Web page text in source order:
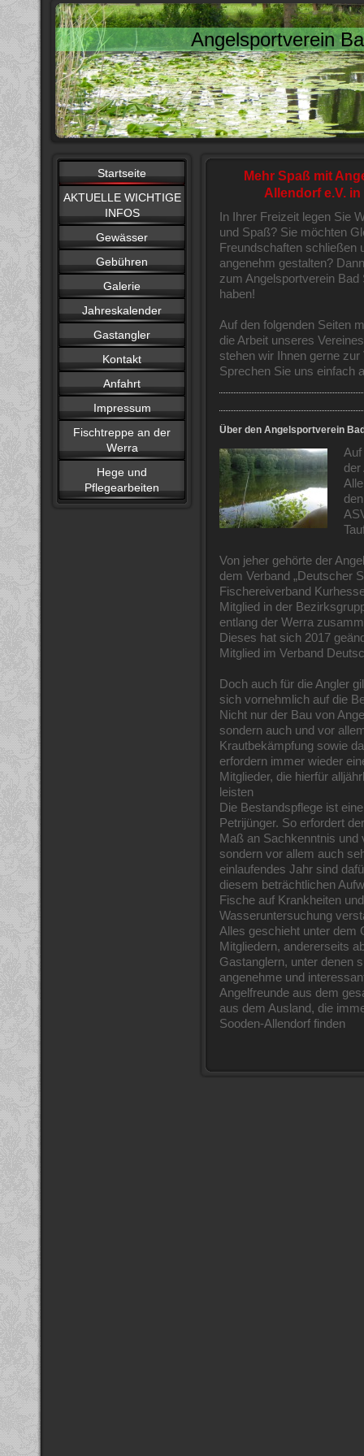
Angelsportverein
Startseite
AKTUELLE WICHTIGE
INFOS
Gewässer
Gebühren
Galerie
Jahreskalender
Gastangler
Kontakt
Anfahrt
Impressum
Fischtreppe an der
Werra
Hege und
Pflegearbeiten
Mehr Spaß mit
Allendorf e.V.
In Ihrer Freizeit legen Sie
und Spaß? Sie möchten
Freundschaften schließen
angenehm gestalten?
zum Angelsportverein Bad
haben!
Auf den folgenden Seiten
die Arbeit unseres
stehen wir Ihnen gerne zur
Sprechen Sie uns einfach
Über den Angelsportverein
Auf
der
Von jeher gehörte der
dem Verband „Deutscher
Fischereiverband
Mitglied in der
entlang der Werra
Dieses hat sich 2017
Mitglied im Verband
Doch auch für die Angler
sich vornehmlich auf die
Nicht nur der Bau von
sondern auch und vor
Krautbekämpfung sowie
erfordern immer wieder
Mitglieder, die hierfür
leisten
Die Bestandspflege ist
Petrijünger. So erfordert
Maß an Sachkenntnis und
sondern vor allem auch
einlaufendes Jahr sind
diesem beträchtlichen
Fische auf Krankheiten
Wasseruntersuchung
Alles geschieht unter dem
Mitgliedern, andererseits
Gastanglern, unter denen
angenehme und
Angelfreunde aus dem
aus dem Ausland, die
Sooden-Allendorf finden